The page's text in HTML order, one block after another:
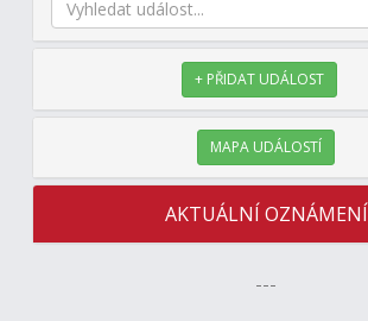
+ PŘIDAT UDÁLOST
MAPA UDÁLOSTÍ
AKTUÁLNÍ OZNÁMENÍ
---